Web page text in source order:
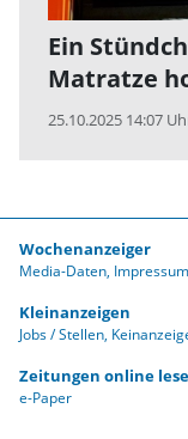
Ein
Matratze
25.10.2025 14:07
Wochenanzeiger
Media-Daten Impressum
Kleinanzeigen
Jobs / Stellen
Zeitungen online
e-Paper